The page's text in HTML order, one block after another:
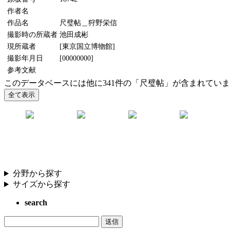
作者名
作品名
尺璧帖＿狩野栄信
撮影時の所蔵者 池田成彬
現所蔵者
[東京国立博物館]
撮影年月日
[00000000]
参考文献
このデータベースには他に341件の「尺璧帖」が含まれてい
分野から探す
サイズから探す
search